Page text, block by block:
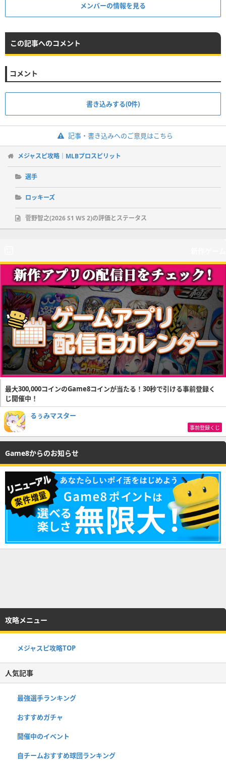
メンバーの情報を見る
この記事へのコメント
コメント
書き込みする(0件)
記事・書き込みへのご意見はこちら
メジャスピ攻略｜MLBプロスピリット
選手
ロッキーズ
菅野智之(2026 S1 WS 2)の評価とステータス
最大300,000コインのGame8コインが当たる！30秒で引ける事前登録く
じ開催中！
るぅみマスター
事前登録くじ
Game8からのお知らせ
攻略メニュー
メジャスピ攻略TOP
人気記事
最強選手ランキング
おすすめガチャ
開催中のイベント
自チームおすすめ球団ランキング